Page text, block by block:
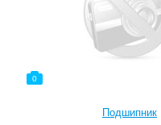
0
Подшипник